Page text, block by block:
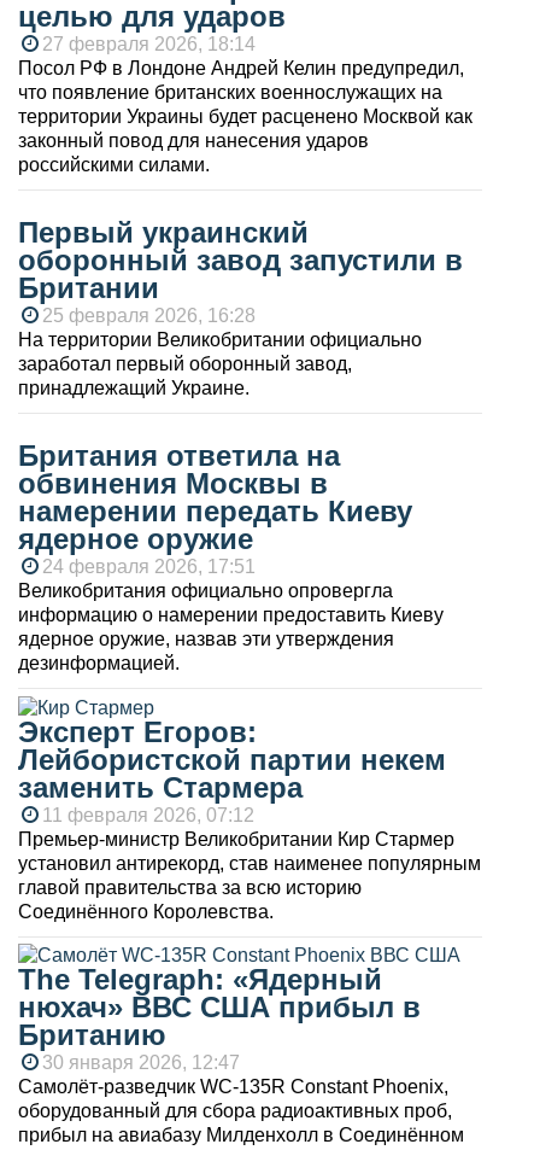
целью для ударов
27 февраля 2026, 18:14
Посол РФ в Лондоне Андрей Келин предупредил,
что появление британских военнослужащих на
территории Украины будет расценено Москвой как
законный повод для нанесения ударов
российскими силами.
Первый украинский
оборонный завод запустили в
Британии
25 февраля 2026, 16:28
На территории Великобритании официально
заработал первый оборонный завод,
принадлежащий Украине.
Британия ответила на
обвинения Москвы в
намерении передать Киеву
ядерное оружие
24 февраля 2026, 17:51
Великобритания официально опровергла
информацию о намерении предоставить Киеву
ядерное оружие, назвав эти утверждения
дезинформацией.
Эксперт Егоров:
Лейбористской партии некем
заменить Стармера
11 февраля 2026, 07:12
Премьер-министр Великобритании Кир Стармер
установил антирекорд, став наименее популярным
главой правительства за всю историю
Соединённого Королевства.
The Telegraph: «Ядерный
нюхач» ВВС США прибыл в
Британию
30 января 2026, 12:47
Самолёт-разведчик WC-135R Constant Phoenix,
оборудованный для сбора радиоактивных проб,
прибыл на авиабазу Милденхолл в Соединённом